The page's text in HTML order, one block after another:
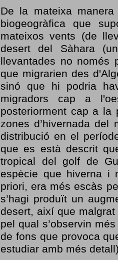
De la mateixa
biogeogràfica que
mateixos vents (de
desert del Sàhara
llevantades no només
que migrarien des
sinó que hi podria
migradors cap a
posteriorment cap a la
zones d’hivernada
distribució en el
que es està descrit
tropical del golf de
espècie que hiverna i
priori, era més escàs
s’hagi produït un
desert, així que
pel qual s’observin
de fons que provoca
estudiar amb més